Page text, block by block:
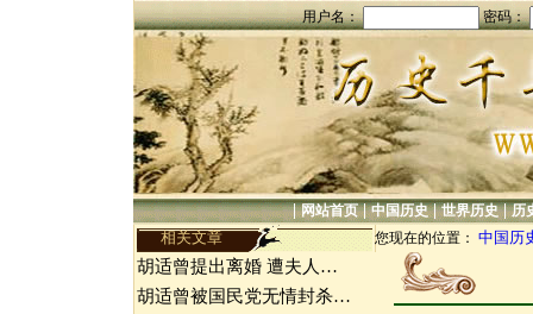
用户名： 密码：
|网站首页|中国历史|世界历史|历
相关文章 您现在的位置： 中国历
胡适曾提出离婚 遭夫人…
胡适曾被国民党无情封杀…